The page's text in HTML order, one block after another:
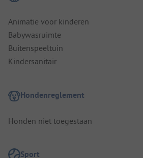
Animatie voor kinderen
Babywasruimte
Buitenspeeltuin
Kindersanitair
Hondenreglement
Honden niet toegestaan
Sport